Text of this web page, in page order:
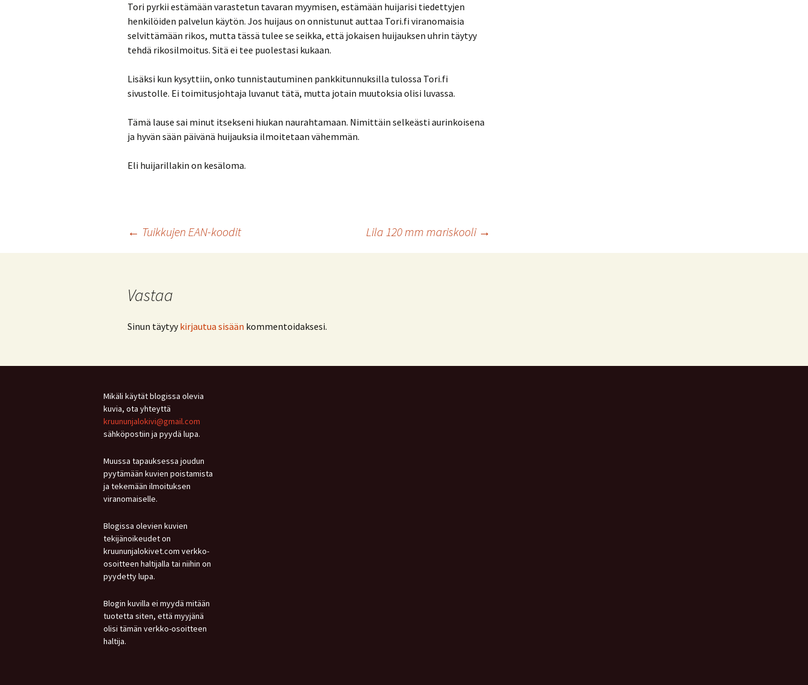
Tori pyrkii estämään varastetun tavaran myymisen, estämään huijarisi tiedettyjen
henkilöiden palvelun käytön. Jos huijaus on onnistunut auttaa Tori.fi viranomaisia
selvittämään rikos, mutta tässä tulee se seikka, että jokaisen huijauksen uhrin täytyy
tehdä rikosilmoitus. Sitä ei tee puolestasi kukaan.
Lisäksi kun kysyttiin, onko tunnistautuminen pankkitunnuksilla tulossa Tori.fi
sivustolle. Ei toimitusjohtaja luvanut tätä, mutta jotain muutoksia olisi luvassa.
Tämä lause sai minut itsekseni hiukan naurahtamaan. Nimittäin selkeästi aurinkoisena
ja hyvän sään päivänä huijauksia ilmoitetaan vähemmän.
Eli huijarillakin on kesäloma.
Artikkelien
← Tuikkujen EAN-koodit Lila 120 mm mariskooli →
Vastaa
Sinun täytyykirjautua sisään kommentoidaksesi.
Mikäli käytät blogissa olevia
kuvia, ota yhteyttä
kruununjalokivi@gmail.com
sähköpostiin ja pyydä lupa.
Muussa tapauksessa joudun
pyytämään kuvien poistamista
ja tekemään ilmoituksen
viranomaiselle.
Blogissa olevien kuvien
tekijänoikeudet on
kruununjalokivet.com verkko-
osoitteen haltijalla tai niihin on
pyydetty lupa.
Blogin kuvilla ei myydä mitään
tuotetta siten, että myyjänä
olisi tämän verkko-osoitteen
haltija.